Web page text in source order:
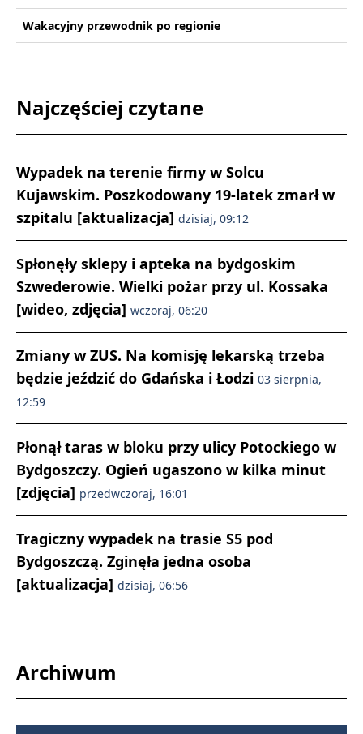
Wakacyjny przewodnik po regionie
Najczęściej czytane
Wypadek na terenie firmy w Solcu
Kujawskim. Poszkodowany 19-latek zmarł w
szpitalu [aktualizacja] dzisiaj, 09:12
Spłonęły sklepy i apteka na bydgoskim
Szwederowie. Wielki pożar przy ul. Kossaka
[wideo, zdjęcia] wczoraj, 06:20
Zmiany w ZUS. Na komisję lekarską trzeba
będzie jeździć do Gdańska i Łodzi 03 sierpnia,
12:59
Płonął taras w bloku przy ulicy Potockiego w
Bydgoszczy. Ogień ugaszono w kilka minut
[zdjęcia] przedwczoraj, 16:01
Tragiczny wypadek na trasie S5 pod
Bydgoszczą. Zginęła jedna osoba
[aktualizacja] dzisiaj, 06:56
Archiwum